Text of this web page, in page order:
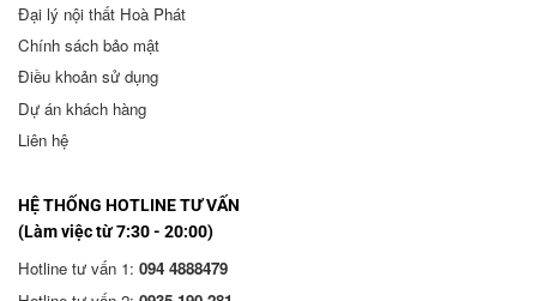
Đại lý nội thất Hoà Phát
Chính sách bảo mật
Điều khoản sử dụng
Dự án khách hàng
Liên hệ
HỆ THỐNG HOTLINE TƯ VẤN
(Làm việc từ 7:30 - 20:00)
Hotline tư vấn 1: 094 4888479